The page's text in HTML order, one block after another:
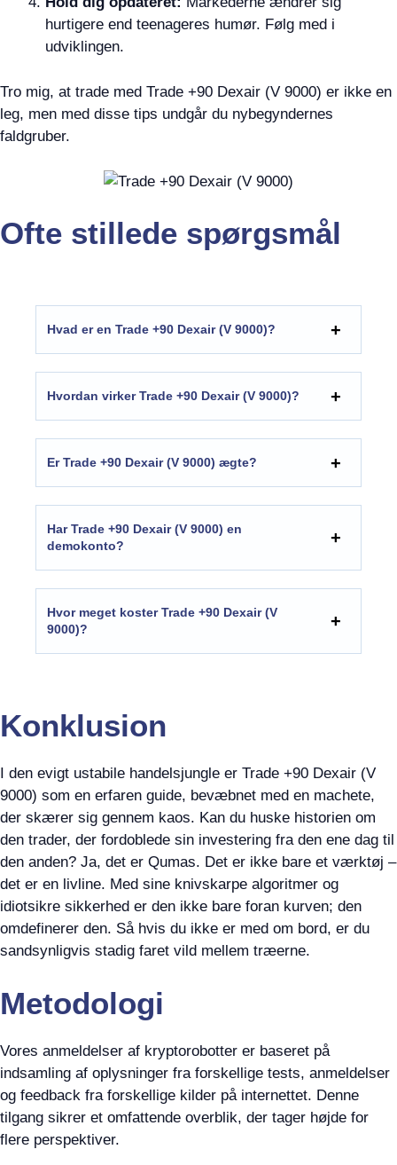
hurtigere end teenageres humør. Følg med i
udviklingen.
Tro mig, at trade med Trade +90 Dexair (V 9000) er ikke en
leg, men med disse tips undgår du nybegyndernes
faldgruber.
Ofte stillede spørgsmål
Hvad er en Trade +90 Dexair (V 9000)?
Hvordan virker Trade +90 Dexair (V 9000)?
Er Trade +90 Dexair (V 9000) ægte?
Har Trade +90 Dexair (V 9000) en
demokonto?
Hvor meget koster Trade +90 Dexair (V
9000)?
Konklusion
I den evigt ustabile handelsjungle er Trade +90 Dexair (V
9000) som en erfaren guide, bevæbnet med en machete,
der skærer sig gennem kaos. Kan du huske historien om
den trader, der fordoblede sin investering fra den ene dag til
den anden? Ja, det er Qumas. Det er ikke bare et værktøj –
det er en livline. Med sine knivskarpe algoritmer og
idiotsikre sikkerhed er den ikke bare foran kurven; den
omdefinerer den. Så hvis du ikke er med om bord, er du
sandsynligvis stadig faret vild mellem træerne.
Metodologi
Vores anmeldelser af kryptorobotter er baseret på
indsamling af oplysninger fra forskellige tests, anmeldelser
og feedback fra forskellige kilder på internettet. Denne
tilgang sikrer et omfattende overblik, der tager højde for
flere perspektiver.